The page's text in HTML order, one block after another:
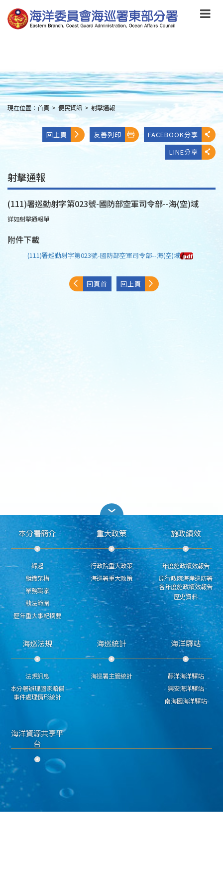
到
主
要
main
content
:::
現在位置： 首頁 > 便民資訊 > 射擊通報
回上頁 友善列印
FACEBOOK分享
LINE分享
射擊通報
(111)署巡勤射字第023號-國防部空軍司令部--海(空)域
詳如射擊通報單
附件下載
(111)署巡勤射字第023號-國防部空軍司令部--海(空)域
回頁首 回上頁
本分署簡介
緣起
組織架構
業務職掌
執法範圍
歷年重大事紀摘要
重大政策
行政院重大政策
海巡署重大政策
施政績效
年度施政績效報告
原行政院海岸巡防署
各年度施政績效報告
歷史資料
海巡法規
法規訊息
本分署辦理國家賠償
事件處理情形統計
海巡統計
海巡署主管統計
海洋驛站
靜洋海洋驛站
興安海洋驛站
南海園海洋驛站
海洋資源共享平
台